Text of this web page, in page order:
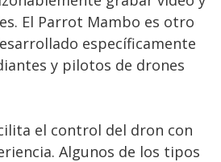
El Parrot Mambo es otro
específicamente
y pilotos de drones
el control del dron con
Algunos de los tipos